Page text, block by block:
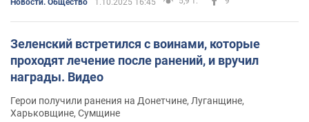
Новости. Общество 1.10.2025 16:45
Зеленский встретился с воинами, которые
проходят лечение после ранений, и вручил
награды. Видео
Герои получили ранения на Донетчине, Луганщине,
Харьковщине, Сумщине